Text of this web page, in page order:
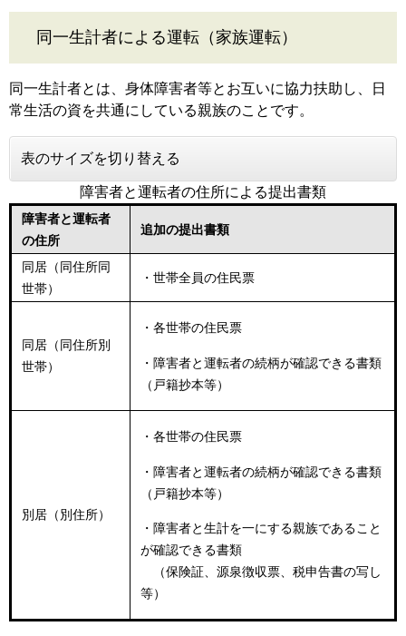
同一生計者による運転（家族運転）
同一生計者とは、身体障害者等とお互いに協力扶助し、日
常生活の資を共通にしている親族のことです。
表のサイズを切り替える
障害者と運転者の住所による提出書類
障害者と運転者
の住所
追加の提出書類
同居（同住所同
世帯）
・世帯全員の住民票
同居（同住所別
世帯）
・各世帯の住民票
・障害者と運転者の続柄が確認できる書類
（戸籍抄本等）
別居（別住所）
・各世帯の住民票
・障害者と運転者の続柄が確認できる書類
（戸籍抄本等）
・障害者と生計を一にする親族であること
が確認できる書類
（保険証、源泉徴収票、税申告書の写し
等）